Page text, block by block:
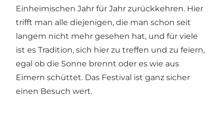
Einheimischen Jahr für Jahr zurückkehren. Hier
trifft man alle diejenigen, die man schon seit
langem nicht mehr gesehen hat, und für viele
ist es Tradition, sich hier zu treffen und zu feiern,
egal ob die Sonne brennt oder es wie aus
Eimern schüttet. Das Festival ist ganz sicher
einen Besuch wert.